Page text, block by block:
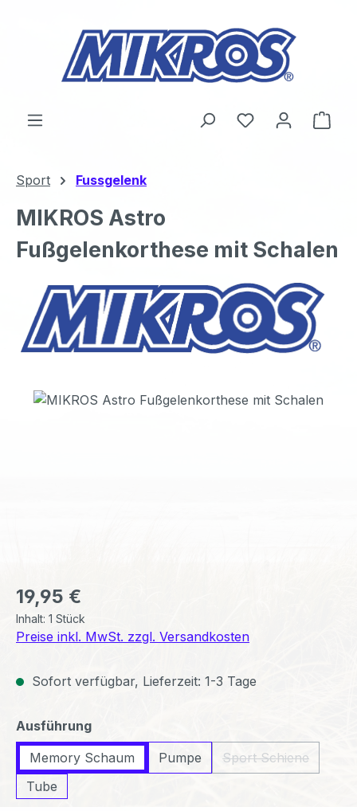
Du hast 0
Sport Fussgelenk
MIKROS Astro
Fußgelenkorthese mit Schalen
Regulärer Preis:
19,95 €
Inhalt: 1 Stück
Preise inkl. MwSt. zzgl. Versandkosten
Sofort verfügbar, Lieferzeit: 1-3 Tage
Ausführungauswählen
Memory Schaum Pumpe Sport Schiene
(Diese Option ist
Tube